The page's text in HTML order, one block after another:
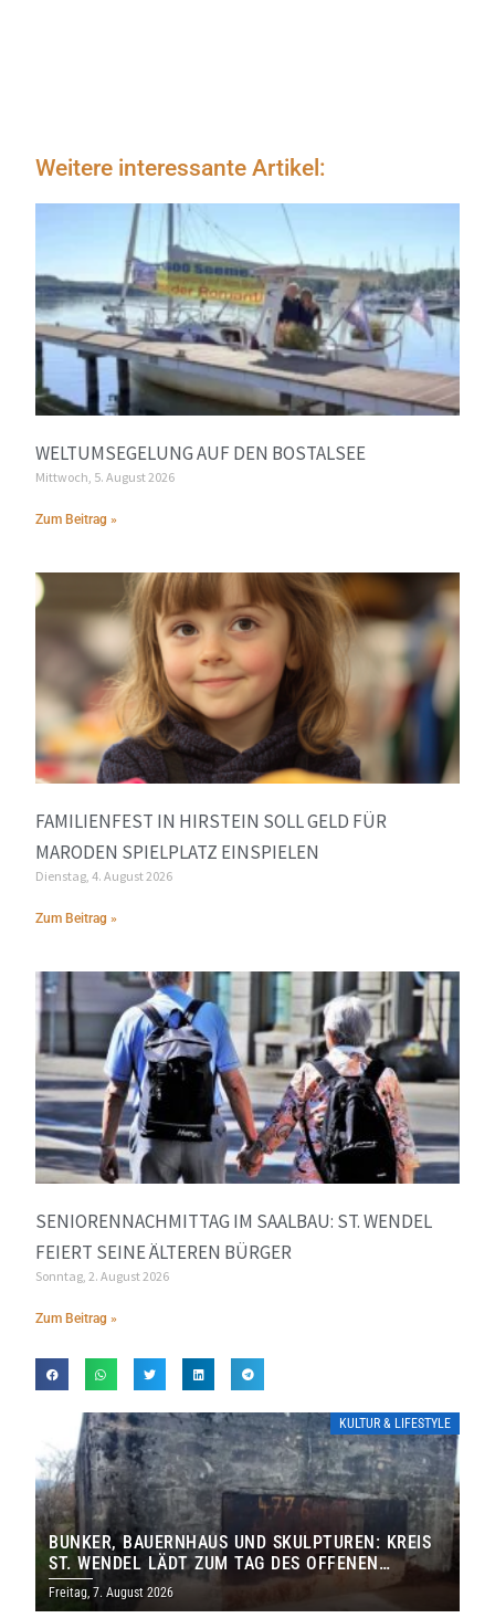
Weitere interessante Artikel:
WELTUMSEGELUNG AUF DEN BOSTALSEE
Mittwoch, 5. August 2026
Zum Beitrag »
FAMILIENFEST IN HIRSTEIN SOLL GELD FÜR
MARODEN SPIELPLATZ EINSPIELEN
Dienstag, 4. August 2026
Zum Beitrag »
SENIORENNACHMITTAG IM SAALBAU: ST. WENDEL
FEIERT SEINE ÄLTEREN BÜRGER
Sonntag, 2. August 2026
Zum Beitrag »
KULTUR & LIFESTYLE
BUNKER, BAUERNHAUS UND SKULPTUREN: KREIS
ST. WENDEL LÄDT ZUM TAG DES OFFENEN
DENKMALS EIN
Freitag, 7. August 2026